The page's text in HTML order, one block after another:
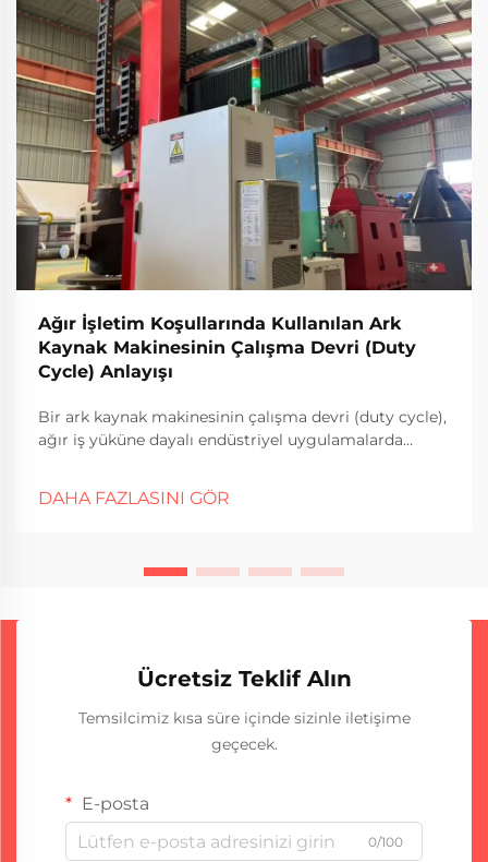
Ağır İşletim Koşullarında Kullanılan Ark
Kaynak Makinesinin Çalışma Devri (Duty
Cycle) Anlayışı
Bir ark kaynak makinesinin çalışma devri (duty cycle),
ağır iş yüküne dayalı endüstriyel uygulamalarda
kritik teknik özelliklerden biridir. Bu ölçüm, ark
kaynak makinenizin belirli bir süre içinde ne kadar
DAHA FAZLASINI GÖR
Ücretsiz Teklif Alın
Temsilcimiz kısa süre içinde sizinle iletişime
geçecek.
E-posta
0/100